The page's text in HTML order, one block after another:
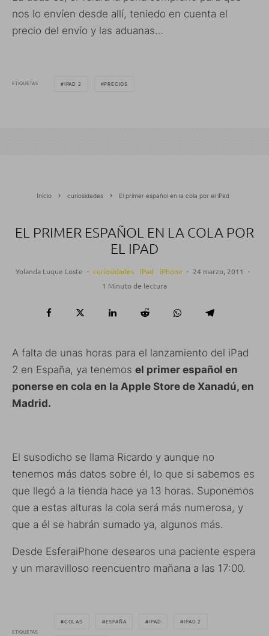
nos lo envíen desde allí, teniedo en cuenta el
precio del envío y las aduanas…
ETIQUETAS IPAD 2 PRECIOS
Inicio curiosidades El primer español en la cola por el iPad
EL PRIMER ESPAÑOL EN LA COLA POR
EL IPAD
Yolanda Luque Loste · curiosidades iPad iPhone · 24 marzo, 2011
·
1 Minuto de lectura
A falta de unas horas para el lanzamiento del iPad
2 en España, ya tenemos el primer español en
ponerse en cola en la Apple Store de Xanadú, en
Madrid.
El susodicho se llama Ricardo y aunque no
tenemos más datos sobre él, lo que si sabemos es
que llegó a la tienda hace ya 13 horas. Suponemos
que a estas alturas la cola será más numerosa, y
que a él se habrán sumado ya, algunos más.
Desde EsferaiPhone desearos una paciente espera
y un maravilloso reencuentro mañana a las 17:00.
ETIQUETAS
COLAS ESPAÑA IPAD IPAD 2